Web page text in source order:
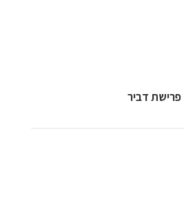
פרישת דביר